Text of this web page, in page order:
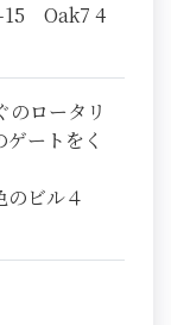
15 Oak7 4
のロータリ
ートをく
ビル４